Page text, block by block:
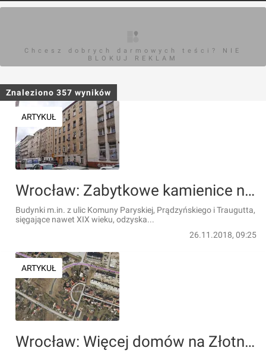
Chcesz dobrych darmowych teści? NIE
BLOKUJ REKLAM
Znaleziono 357 wyników
ARTYKUŁ
Wrocław: Zabytkowe kamienice na Przedmieściu Oławskim przejdą rewitalizację. Trwają prace projektowe
Budynki m.in. z ulic Komuny Paryskiej, Prądzyńskiego i Traugutta,
sięgające nawet XIX wieku, odzyska...
26.11.2018, 09:25
ARTYKUŁ
Wrocław: Więcej domów na Złotnikach. Miasto zarobiło ponad milion złotych na sprzedaży działek